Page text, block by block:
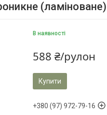
(ламіноване)
В наявності
588 ₴/рулон
Купити
+380 (97) 972-79-16